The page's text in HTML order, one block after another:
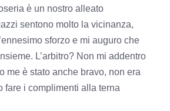
è un nostro alleato
sentono molto la vicinanza,
sforzo e mi auguro che
L’arbitro? Non mi addentro
me è stato anche bravo, non era
fare i complimenti alla terna